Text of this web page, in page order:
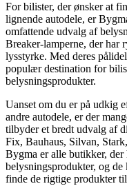
For bilister, der ønsker at
lignende autodele, er
omfattende udvalg af
Breaker-lamperne, der har
lysstyrke. Med deres
populær destination for
belysningsprodukter.
Uanset om du er på udkig
andre autodele, er der
tilbyder et bredt udvalg af
Fix, Bauhaus, Silvan,
Bygma er alle butikker, der
belysningsprodukter, og
finde de rigtige produkter